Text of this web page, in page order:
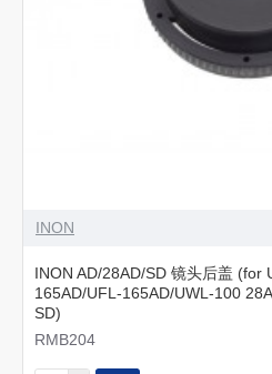
INON
INON AD/28AD/SD 镜头后盖 (for
165AD/UFL-165AD/UWL-100
SD)
RMB204